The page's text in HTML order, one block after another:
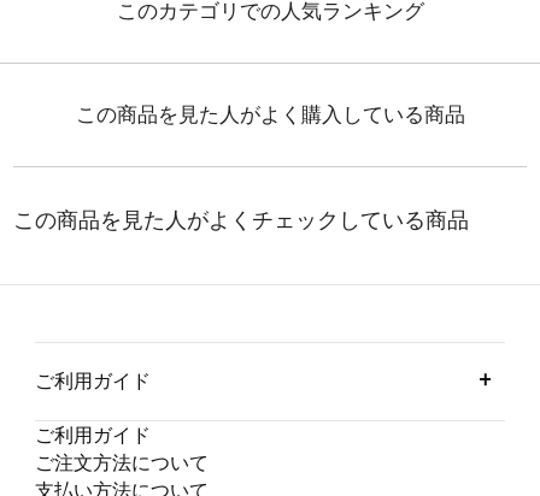
ご利用ガイド
ご利用ガイド
ご注文方法について
支払い方法について